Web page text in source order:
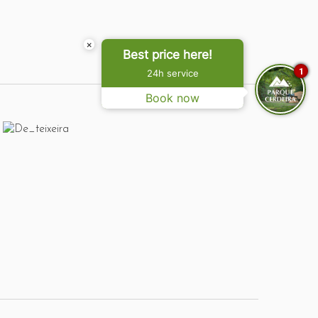
×
Best price here!
24h service
Book now
1